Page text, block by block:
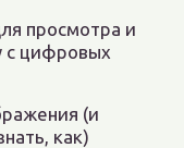
просмотра и
с цифровых
(и
как)